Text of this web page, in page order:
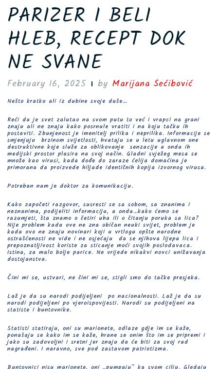
PARIZER I BELI
HLEB, RECEPT DOK
NE SVANE
February 16, 2025 by Marijana Šećibović
Nešto kratko ali iz dubine svoje duše…
Reći da je svet zalutao na svom putu to već i vrapci na grani
znaju ali ne znaju kako posrnule vratiti i na koju tačku ih
postaviti. Zbunjenost je imenitelj prilika i neprilika. Informacije se
smjenjuju brzinom svijetlosti, hvataju se u letu uglavnom one
destruktivne koje služe za oblikovanje senzacije a onda ih
medijski prostor plasira na svoj način. Gladni svježeg mesa se
množe kao virusi, kada dođe do zaraze ćelija domaćina je
primorana da proizvede hiljade identičnih kopija izvornog virusa.
Potreban nam je doktor za komunikaciju.
Kako započeti razgovor, susresti se sa sobom, sa znanima i
neznanima, podijeliti informaciju, a onda…kako ćemo se
razumjeti, šta znamo o četiri uha ili o čitanju poruka sa lica?
Nije problem kada ove ne zna običan neuki svijet, problem je
kada ovo ne znaju novinari koji u vrtlogu opšte narodne
ostrašćenosti ne vide i ne osjećaju da se njihova lijepa lica i
prepoznatljivost koriste za sticanje moći svojih poslodavaca.
Istina, za malo bolje parice. Ne vrijede nikakvi novci unižavanja
dostojanstva.
Čini mi se, ustvari, ne čini mi se, stigli smo do tačke presjeka.
Laž je da su narodi podijeljeni po nacionalnosti. Laž je da su
narodi podijeljeni po vjeroispovijesti. Narodi su podijeljeni na
statiste i buntovnike.
Statisti statiraju, oni su marionete, odlaze gdje im se kaže,
ponašaju se kako im se kaže, hrane se onim što im se pripremi i
jako su zadovoljni i sretni jer znaju da će biti za svoj rad
nagrađeni. I naravno, sve pod zastavom patriotizma.